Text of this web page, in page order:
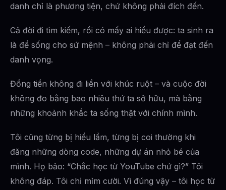
danh chỉ là phương tiện, chứ không phải đích đến.
Cả đời đi tìm kiếm, rồi có mấy ai hiểu được: ta sinh ra
là để sống cho sứ mệnh – không phải chỉ để đạt đến
danh vọng.
Đồng tiền không đi liền với khúc ruột – và cuộc đời
không đo bằng bao nhiêu thứ ta sở hữu, mà bằng
những khoảnh khắc ta sống thật với chính mình.
Tôi cũng từng bị hiểu lầm, từng bị coi thường khi
đăng những dòng code, những dự án nhỏ bé của
mình. Họ bảo: “Chắc học từ YouTube chứ gì?” Tôi
không đáp. Tôi chỉ mỉm cười. Vì đúng vậy – tôi học từ